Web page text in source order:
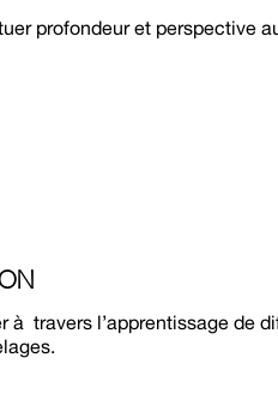
profondeur et perspective
à travers l’apprentissage de